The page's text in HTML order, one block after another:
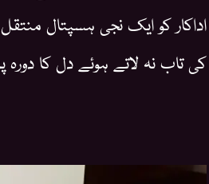
اداکار کو ایک نجی ہسپتال
کی تاب نہ لاتے ہوئے دل کا